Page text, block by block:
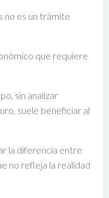
no es un trámite
que requiere
sin analizar
suele beneficiar al
la diferencia entre
no refleja la realidad